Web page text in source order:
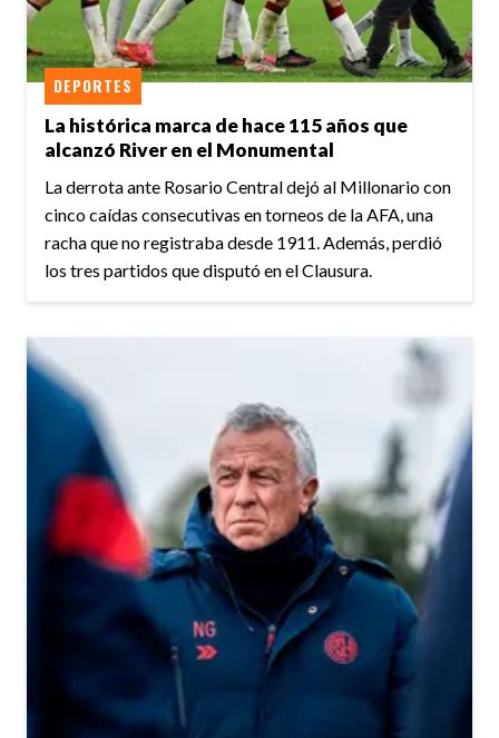
La histórica marca de hace 115 años que
alcanzó River en el Monumental
DEPORTES
La derrota ante Rosario Central dejó al Millonario con
cinco caídas consecutivas en torneos de la AFA, una
racha que no registraba desde 1911. Además, perdió
los tres partidos que disputó en el Clausura.